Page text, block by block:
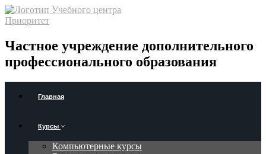
Частное учреждение дополнительного
профессионального образования
Главная
Курсы
Компьютерные курсы